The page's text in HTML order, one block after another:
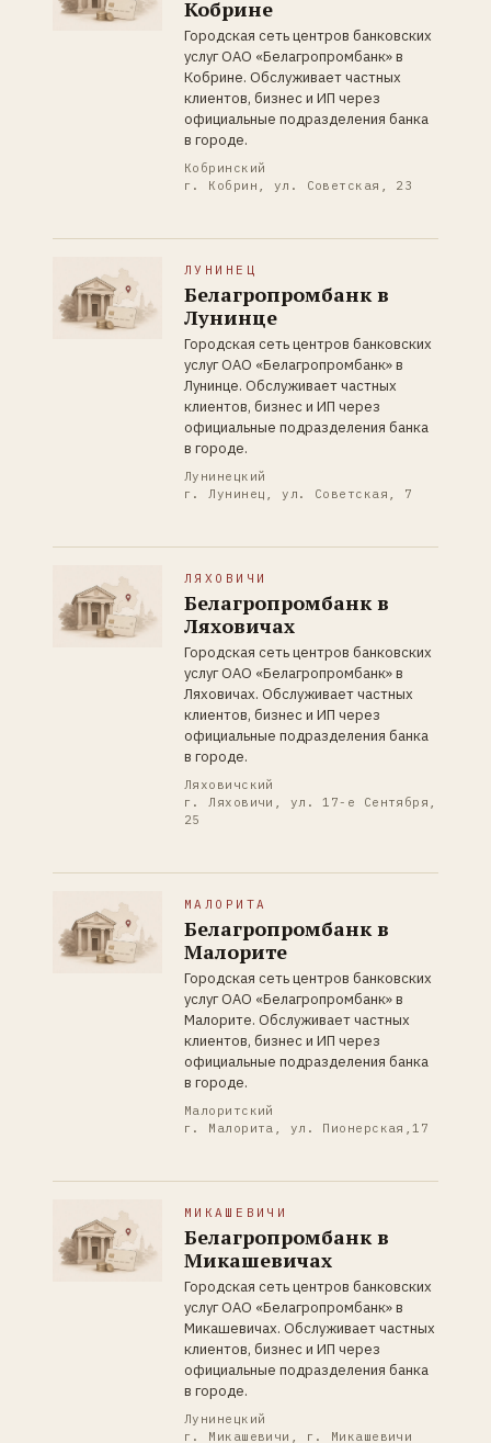
Кобрине
Городская сеть центров банковских
услуг ОАО «Белагропромбанк» в
Кобрине. Обслуживает частных
клиентов, бизнес и ИП через
официальные подразделения банка
в городе.
Кобринский
г. Кобрин, ул. Советская, 23
ЛУНИНЕЦ
Белагропромбанк в
Лунинце
Городская сеть центров банковских
услуг ОАО «Белагропромбанк» в
Лунинце. Обслуживает частных
клиентов, бизнес и ИП через
официальные подразделения банка
в городе.
Лунинецкий
г. Лунинец, ул. Советская, 7
ЛЯХОВИЧИ
Белагропромбанк в
Ляховичах
Городская сеть центров банковских
услуг ОАО «Белагропромбанк» в
Ляховичах. Обслуживает частных
клиентов, бизнес и ИП через
официальные подразделения банка
в городе.
Ляховичский
г. Ляховичи, ул. 17-е Сентября,
25
МАЛОРИТА
Белагропромбанк в
Малорите
Городская сеть центров банковских
услуг ОАО «Белагропромбанк» в
Малорите. Обслуживает частных
клиентов, бизнес и ИП через
официальные подразделения банка
в городе.
Малоритский
г. Малорита, ул. Пионерская,17
МИКАШЕВИЧИ
Белагропромбанк в
Микашевичах
Городская сеть центров банковских
услуг ОАО «Белагропромбанк» в
Микашевичах. Обслуживает частных
клиентов, бизнес и ИП через
официальные подразделения банка
в городе.
Лунинецкий
г. Микашевичи, г. Микашевичи